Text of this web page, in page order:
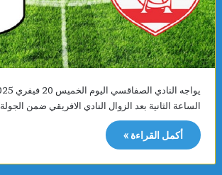
الساعة الثانية بعد الزوال النادي الافريقي ضمن الجولة 20 من…
أكمل القراءة »